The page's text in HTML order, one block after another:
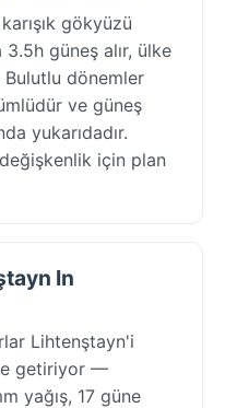
gökyüzü
güneş alır, ülke
dönemler
ve güneş
yukarıdadır.
değişkenlik için plan
In
Lihtenştayn'i
getiriyor —
yağış, 17 güne